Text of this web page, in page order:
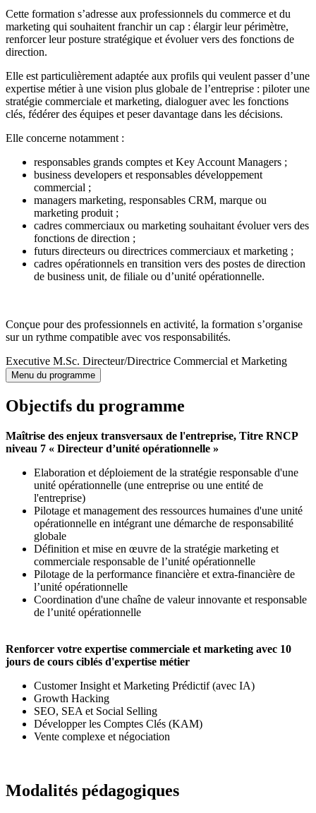
Cette formation s’adresse aux professionnels du commerce et du
marketing qui souhaitent franchir un cap : élargir leur périmètre,
renforcer leur posture stratégique et évoluer vers des fonctions de
direction.
Elle est particulièrement adaptée aux profils qui veulent passer d’une
expertise métier à une vision plus globale de l’entreprise : piloter une
stratégie commerciale et marketing, dialoguer avec les fonctions
clés, fédérer des équipes et peser davantage dans les décisions.
Elle concerne notamment :
responsables grands comptes et Key Account Managers ;
business developers et responsables développement
commercial ;
managers marketing, responsables CRM, marque ou
marketing produit ;
cadres commerciaux ou marketing souhaitant évoluer vers des
fonctions de direction ;
futurs directeurs ou directrices commerciaux et marketing ;
cadres opérationnels en transition vers des postes de direction
de business unit, de filiale ou d’unité opérationnelle.
Conçue pour des professionnels en activité, la formation s’organise
sur un rythme compatible avec vos responsabilités.
Executive M.Sc. Directeur/Directrice Commercial et Marketing
Menu du programme
Objectifs du programme
Maîtrise des enjeux transversaux de l'entreprise, Titre RNCP
niveau 7 « Directeur d’unité opérationnelle »
Elaboration et déploiement de la stratégie responsable d'une
unité opérationnelle (une entreprise ou une entité de
l'entreprise)
Pilotage et management des ressources humaines d'une unité
opérationnelle en intégrant une démarche de responsabilité
globale
Définition et mise en œuvre de la stratégie marketing et
commerciale responsable de l’unité opérationnelle
Pilotage de la performance financière et extra-financière de
l’unité opérationnelle
Coordination d'une chaîne de valeur innovante et responsable
de l’unité opérationnelle
Renforcer votre expertise commerciale et marketing avec 10
jours de cours ciblés d'expertise métier
Customer Insight et Marketing Prédictif (avec IA)
Growth Hacking
SEO, SEA et Social Selling
Développer les Comptes Clés (KAM)
Vente complexe et négociation
Modalités pédagogiques